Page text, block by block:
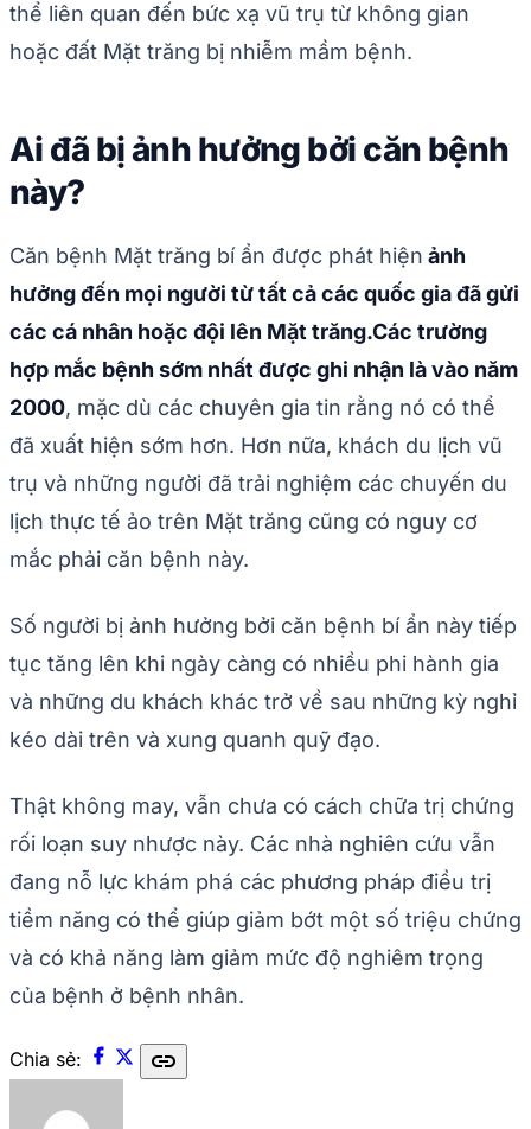
thể liên quan đến bức xạ vũ trụ từ không gian
hoặc đất Mặt trăng bị nhiễm mầm bệnh.
Ai đã bị ảnh hưởng bởi căn bệnh
này?
Căn bệnh Mặt trăng bí ẩn được phát hiện ảnh
hưởng đến mọi người từ tất cả các quốc gia đã gửi
các cá nhân hoặc đội lên Mặt trăng.Các trường
hợp mắc bệnh sớm nhất được ghi nhận là vào năm
2000, mặc dù các chuyên gia tin rằng nó có thể
đã xuất hiện sớm hơn. Hơn nữa, khách du lịch vũ
trụ và những người đã trải nghiệm các chuyến du
lịch thực tế ảo trên Mặt trăng cũng có nguy cơ
mắc phải căn bệnh này.
Số người bị ảnh hưởng bởi căn bệnh bí ẩn này tiếp
tục tăng lên khi ngày càng có nhiều phi hành gia
và những du khách khác trở về sau những kỳ nghỉ
kéo dài trên và xung quanh quỹ đạo.
Thật không may, vẫn chưa có cách chữa trị chứng
rối loạn suy nhược này. Các nhà nghiên cứu vẫn
đang nỗ lực khám phá các phương pháp điều trị
tiềm năng có thể giúp giảm bớt một số triệu chứng
và có khả năng làm giảm mức độ nghiêm trọng
của bệnh ở bệnh nhân.
Chia sẻ: link